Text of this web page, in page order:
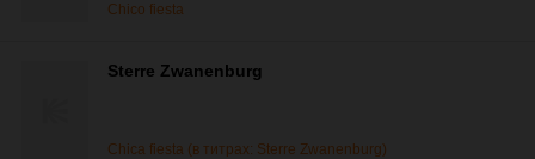
Chico fiesta
Sterre Zwanenburg
Chica fiesta (в титрах: Sterre Zwanenburg)